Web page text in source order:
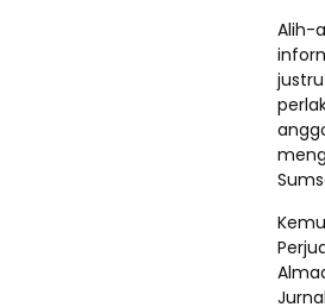
Alih-